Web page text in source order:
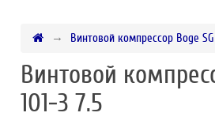
Винтовой компрессор Boge SG
Винтовой
101-3 7.5